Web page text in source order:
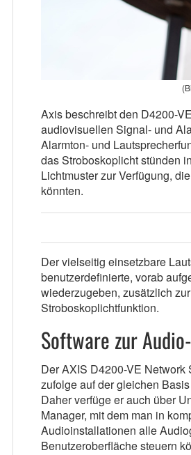
Axis beschreibt den D4200-
audiovisuellen Signal- und
Alarmton- und
das Stroboskoplicht stünden
Lichtmuster zur Verfügung,
könnten.
Der vielseitig einsetzbare
benutzerdefinierte, vorab
wiederzugeben, zusätzlich
Stroboskoplichtfunktion.
Software zur
Der AXIS D4200-VE
zufolge auf der gleichen
Daher verfüge er auch über
Manager, mit dem man in
Audioinstallationen alle
Benutzeroberfläche steuern